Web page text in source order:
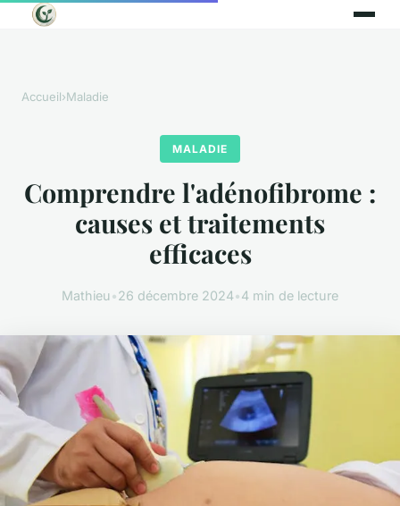
Accueil›Maladie
MALADIE
Comprendre l'adénofibrome :
causes et traitements
efficaces
Mathieu•26 décembre 2024•4 min de lecture